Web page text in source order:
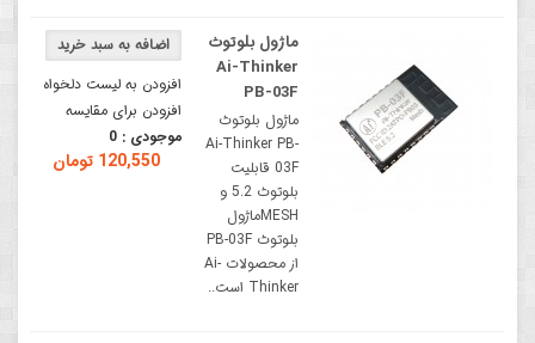
افزودن به لیست دلخواه
افزودن برای مقایسه
موجودی : 0
120,550 تومان
ماژول بلوتوث
Ai-Thinker
PB-03F
ماژول بلوتوث
Ai-Thinker PB-
03F قابلیت
بلوتوث 5.2 و
MESHماژول
بلوتوث PB-03F
از محصولات Ai-
Thinker است..